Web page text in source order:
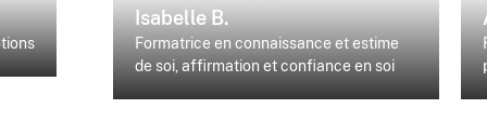
Isabelle B.
Formatrice en connaissance et estime
de soi, affirmation et confiance en soi